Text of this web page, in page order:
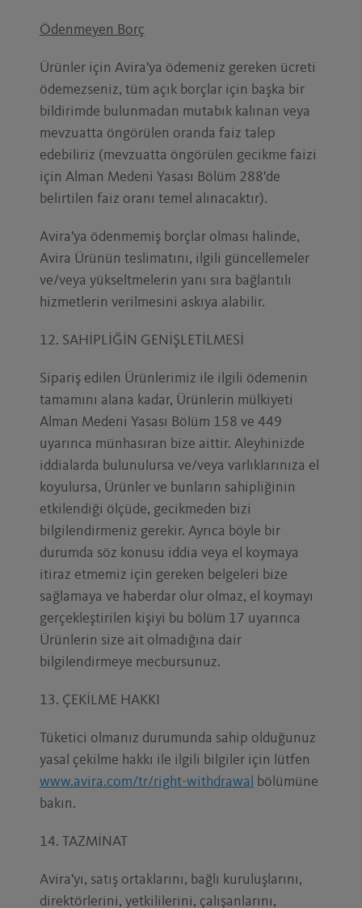
Ödenmeyen Borç
Ürünler için Avira'ya ödemeniz gereken ücreti
ödemezseniz, tüm açık borçlar için başka bir
bildirimde bulunmadan mutabık kalınan veya
mevzuatta öngörülen oranda faiz talep
edebiliriz (mevzuatta öngörülen gecikme faizi
için Alman Medeni Yasası Bölüm 288'de
belirtilen faiz oranı temel alınacaktır).
Avira'ya ödenmemiş borçlar olması halinde,
Avira Ürünün teslimatını, ilgili güncellemeler
ve/veya yükseltmelerin yanı sıra bağlantılı
hizmetlerin verilmesini askıya alabilir.
12. SAHİPLİĞİN GENİŞLETİLMESİ
Sipariş edilen Ürünlerimiz ile ilgili ödemenin
tamamını alana kadar, Ürünlerin mülkiyeti
Alman Medeni Yasası Bölüm 158 ve 449
uyarınca münhasıran bize aittir. Aleyhinizde
iddialarda bulunulursa ve/veya varlıklarınıza el
koyulursa, Ürünler ve bunların sahipliğinin
etkilendiği ölçüde, gecikmeden bizi
bilgilendirmeniz gerekir. Ayrıca böyle bir
durumda söz konusu iddia veya el koymaya
itiraz etmemiz için gereken belgeleri bize
sağlamaya ve haberdar olur olmaz, el koymayı
gerçekleştirilen kişiyi bu bölüm 17 uyarınca
Ürünlerin size ait olmadığına dair
bilgilendirmeye mecbursunuz.
13. ÇEKİLME HAKKI
Tüketici olmanız durumunda sahip olduğunuz
yasal çekilme hakkı ile ilgili bilgiler için lütfen
www.avira.com/tr/right-withdrawal
bölümüne
bakın.
14. TAZMİNAT
Avira'yı, satış ortaklarını, bağlı kuruluşlarını,
direktörlerini, yetkililerini, çalışanlarını,